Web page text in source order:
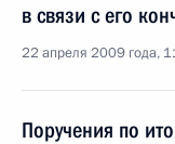
в связи с его
22 апреля 2009 года,
Поручения по